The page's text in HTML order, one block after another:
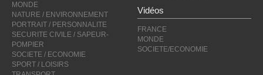
MONDE
NATURE / ENVIRONNEMENT
PORTRAIT / PERSONNALITE
SECURITE CIVILE / SAPEUR-
POMPIER
SOCIETE / ECONOMIE
SPORT / LOISIRS
Vidéos
FRANCE
MONDE
SOCIETE/ECONOMIE